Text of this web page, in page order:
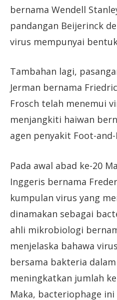
bernama Wendell
pandangan Beijerinck
virus mempunyai
Tambahan lagi,
Jerman bernama
Frosch telah menemui
menjangkiti haiwan
agen penyakit Foot-
Pada awal abad ke-20
Inggeris bernama
kumpulan virus yang
dinamakan sebagai
ahli mikrobiologi
menjelaska bahawa
bersama bakteria
meningkatkan jumlah
Maka, bacteriophage ini